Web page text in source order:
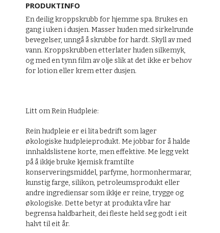
PRODUKTINFO
En deilig kroppskrubb for hjemme spa. Brukes en
gang i uken i dusjen. Masser huden med sirkelrunde
bevegelser, unngå å skrubbe for hardt. Skyll av med
vann. Kroppskrubben etterlater huden silkemyk,
og med en tynn film av olje slik at det ikke er behov
for lotion eller krem etter dusjen.
Litt om Rein Hudpleie:
Rein hudpleie er ei lita bedrift som lager
økologiske hudpleieprodukt. Me jobbar for å halde
innhaldslistene korte, men effektive. Me legg vekt
på å ikkje bruke kjemisk framtilte
konserveringsmiddel, parfyme, hormonhermarar,
kunstig farge, silikon, petroleumsprodukt eller
andre ingrediensar som ikkje er reine, trygge og
økologiske. Dette betyr at produkta våre har
begrensa haldbarheit, dei fleste held seg godt i eit
halvt til eit år.